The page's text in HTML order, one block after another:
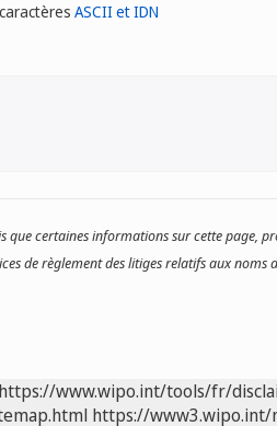
ASCII et IDN
que certaines informations sur cette page,
de règlement des litiges relatifs aux noms
https://www.wipo.int/tools/fr/
https://